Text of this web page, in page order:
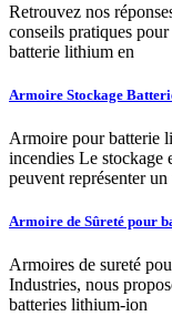
Retrouvez nos
conseils pratiques
batterie lithium en
Armoire Stockage
Armoire pour batterie
incendies Le stockage
peuvent représenter
Armoire de Sûreté pour
Armoires de sureté
Industries, nous
batteries lithium-ion